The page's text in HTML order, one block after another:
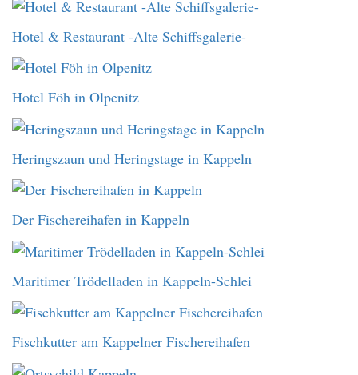
Hotel & Restaurant -Alte Schiffsgalerie-
Hotel Föh in Olpenitz
Heringszaun und Heringstage in Kappeln
Der Fischereihafen in Kappeln
Maritimer Trödelladen in Kappeln-Schlei
Fischkutter am Kappelner Fischereihafen